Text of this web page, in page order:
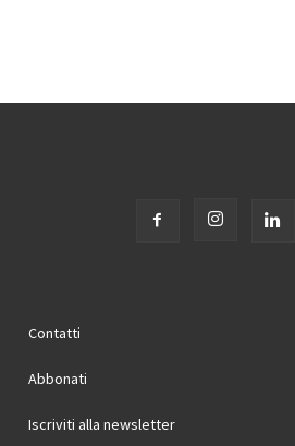
Contatti
Abbonati
Iscriviti alla newsletter